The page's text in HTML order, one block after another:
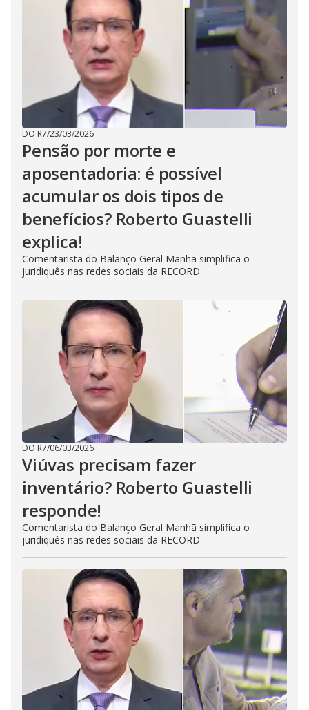
DO R7/23/03/2026
Pensão por morte e
aposentadoria: é possível
acumular os dois tipos de
benefícios? Roberto Guastelli
explica!
Comentarista do Balanço Geral Manhã simplifica o
juridiquês nas redes sociais da RECORD
DO R7/06/03/2026
Viúvas precisam fazer
inventário? Roberto Guastelli
responde!
Comentarista do Balanço Geral Manhã simplifica o
juridiquês nas redes sociais da RECORD